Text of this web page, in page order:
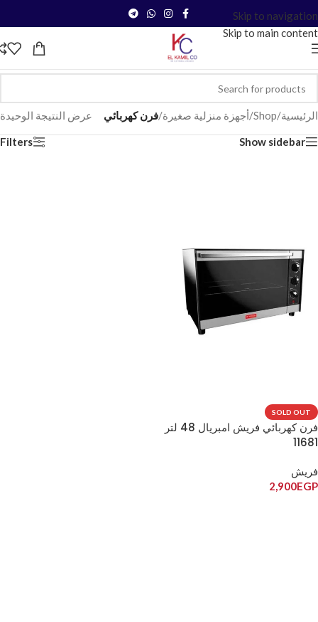
Skip to navigation
Skip to main content
الرئيسية/
Shop
/أجهزة منزلية صغيرة/فرن كهربائي عرض النتيجة الوحيدة
Show sidebar
Filters
SOLD OUT
فرن كهربائي فريش امبريال 48 لتر
11681
فريش
2,900EGP